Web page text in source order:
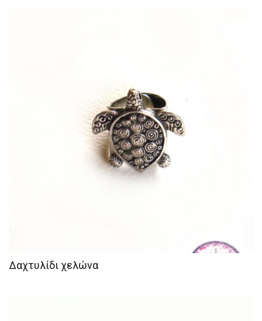
Δαχτυλίδι χελώνα